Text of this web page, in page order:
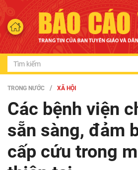
TRONG NƯỚC XÃ HỘI
Các bệnh viện
sẵn sàng, đảm
cấp cứu trong